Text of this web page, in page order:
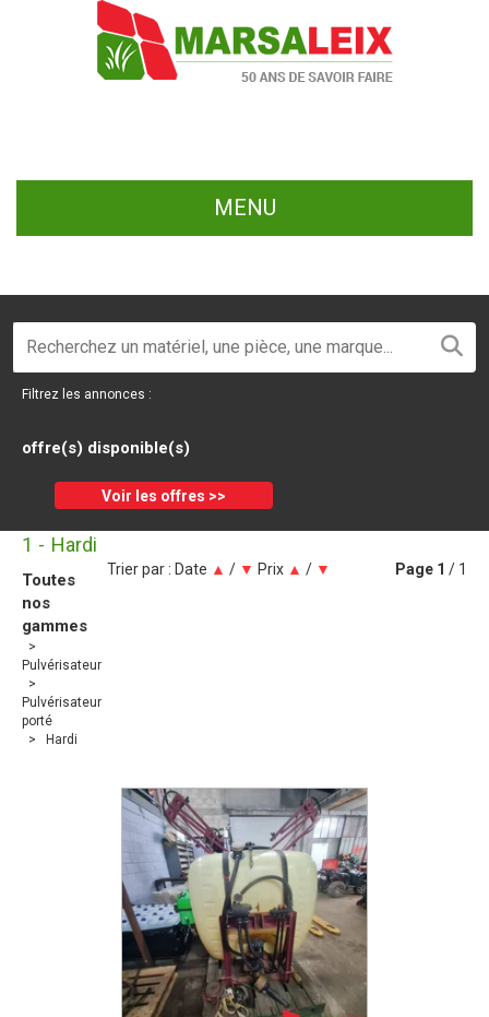
MENU
Filtrez les annonces :
offre(s) disponible(s)
Voir les offres >>
Toutes
nos
gammes
Pulvérisateur
Pulvérisateur
porté
Hardi
1 Hardi
Trier par : Date ▲ / ▼ Prix ▲ / ▼ Page 1 / 1